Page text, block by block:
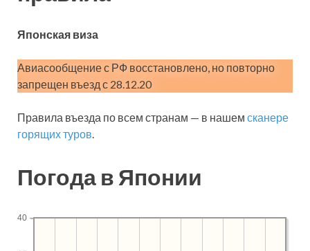
Японская виза
Авиасообщение с РФ восстановлено, но повторно
запрещен въезд с 28.12.20
Правила въезда по всем странам — в нашем сканере
горящих туров.
Погода в Японии